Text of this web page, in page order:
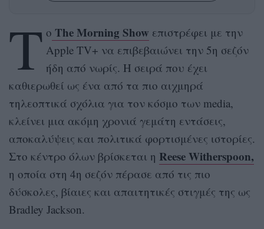
Τ ο The Morning Show επιστρέφει με την
Apple TV+ να επιβεβαιώνει την 5η σεζόν
ήδη από νωρίς. Η σειρά που έχει
καθιερωθεί ως ένα από τα πιο αιχμηρά
τηλεοπτικά σχόλια για τον κόσμο των media,
κλείνει μια ακόμη χρονιά γεμάτη εντάσεις,
αποκαλύψεις και πολιτικά φορτισμένες ιστορίες.
Στο κέντρο όλων βρίσκεται η Reese Witherspoon,
η οποία στη 4η σεζόν πέρασε από τις πιο
δύσκολες, βίαιες και απαιτητικές στιγμές της ως
Bradley Jackson.